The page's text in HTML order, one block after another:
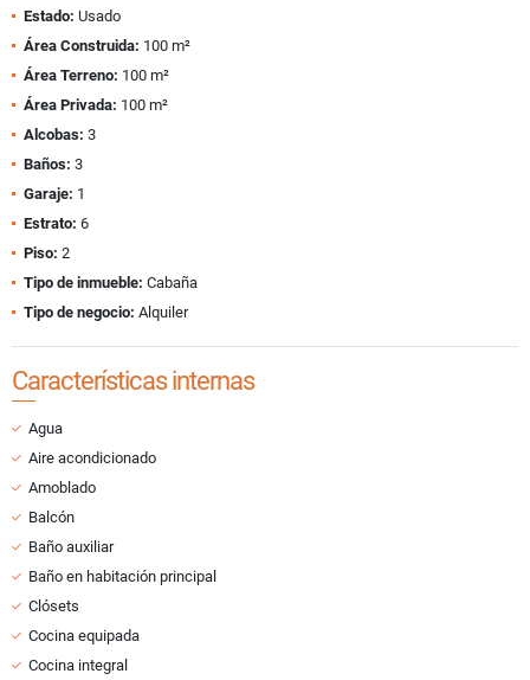
Estado: Usado
Área Construida: 100 m²
Área Terreno: 100 m²
Área Privada: 100 m²
Alcobas: 3
Baños: 3
Garaje: 1
Estrato: 6
Piso: 2
Tipo de inmueble: Cabaña
Tipo de negocio: Alquiler
Características internas
Agua
Aire acondicionado
Amoblado
Balcón
Baño auxiliar
Baño en habitación principal
Clósets
Cocina equipada
Cocina integral